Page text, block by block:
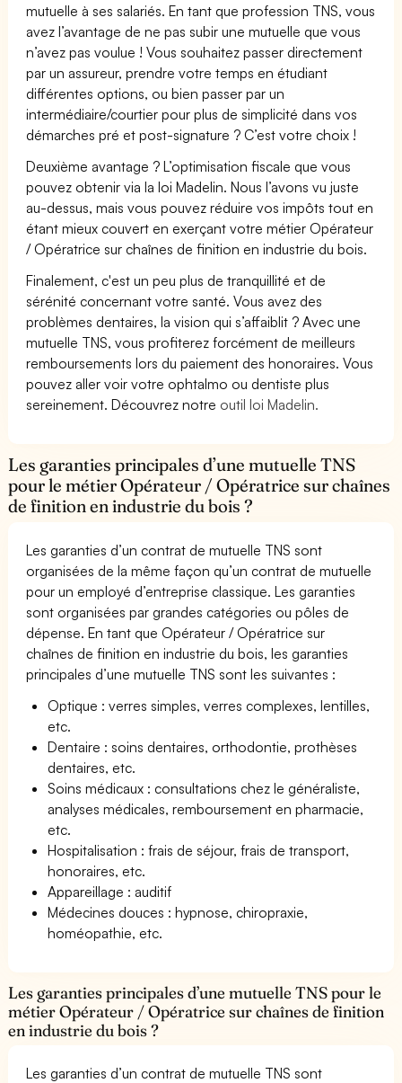
mutuelle à ses salariés. En tant que profession TNS, vous
avez l’avantage de ne pas subir une mutuelle que vous
n’avez pas voulue ! Vous souhaitez passer directement
par un assureur, prendre votre temps en étudiant
différentes options, ou bien passer par un
intermédiaire/courtier pour plus de simplicité dans vos
démarches pré et post-signature ? C’est votre choix !
Deuxième avantage ? L’optimisation fiscale que vous
pouvez obtenir via la loi Madelin. Nous l’avons vu juste
au-dessus, mais vous pouvez réduire vos impôts tout en
étant mieux couvert en exerçant votre métier Opérateur
/ Opératrice sur chaînes de finition en industrie du bois.
Finalement, c'est un peu plus de tranquillité et de
sérénité concernant votre santé. Vous avez des
problèmes dentaires, la vision qui s’affaiblit ? Avec une
mutuelle TNS, vous profiterez forcément de meilleurs
remboursements lors du paiement des honoraires. Vous
pouvez aller voir votre ophtalmo ou dentiste plus
sereinement. Découvrez notre outil loi Madelin.
Les garanties principales d’une mutuelle TNS
pour le métier Opérateur / Opératrice sur chaînes
de finition en industrie du bois ?
Les garanties d’un contrat de mutuelle TNS sont
organisées de la même façon qu’un contrat de mutuelle
pour un employé d’entreprise classique. Les garanties
sont organisées par grandes catégories ou pôles de
dépense. En tant que Opérateur / Opératrice sur
chaînes de finition en industrie du bois, les garanties
principales d’une mutuelle TNS sont les suivantes :
Optique : verres simples, verres complexes, lentilles,
etc.
Dentaire : soins dentaires, orthodontie, prothèses
dentaires, etc.
Soins médicaux : consultations chez le généraliste,
analyses médicales, remboursement en pharmacie,
etc.
Hospitalisation : frais de séjour, frais de transport,
honoraires, etc.
Appareillage : auditif
Médecines douces : hypnose, chiropraxie,
homéopathie, etc.
Les garanties principales d’une mutuelle TNS pour le
métier Opérateur / Opératrice sur chaînes de finition
en industrie du bois ?
Les garanties d’un contrat de mutuelle TNS sont